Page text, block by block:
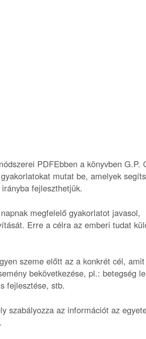
Ebben a könyvben G.P.
mutat be, amelyek
fejleszthetjük.
megfelelő gyakorlatot javasol,
Erre a célra az emberi tudat
szeme előtt az a konkrét cél,
bekövetkezése, pl.: betegség
fejlesztése, stb.
szabályozza az információt az